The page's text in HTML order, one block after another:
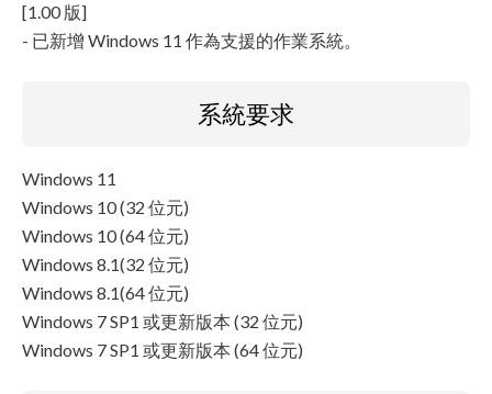
[1.00 版]
- 已新增 Windows 11 作為支援的作業系統。
系統要求
Windows 11
Windows 10 (32 位元)
Windows 10 (64 位元)
Windows 8.1(32 位元)
Windows 8.1(64 位元)
Windows 7 SP1 或更新版本 (32 位元)
Windows 7 SP1 或更新版本 (64 位元)